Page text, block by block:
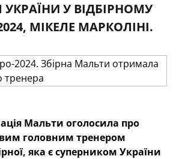
У ВІДБІРНОМУ
МІКЕЛЕ МАРКОЛІНІ.
Мальти оголосила про
головним тренером
яка є суперником України